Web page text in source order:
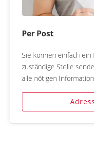
Per Post
Sie können einfach
zuständige Stelle
alle nötigen